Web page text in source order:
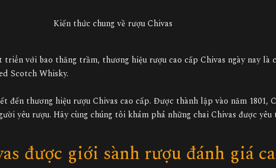
Kiến thức chung về rượu Chivas
với bao thăng trầm, thương hiệu rượu cao cấp Chivas ngày nay là
Scotch Whisky.
đến thương hiệu rượu Chivas cao cấp. Được thành lập vào năm 1801,
yêu rượu. Hãy cùng chúng tôi khám phá những chai Chivas được
được giới sành rượu đánh giá